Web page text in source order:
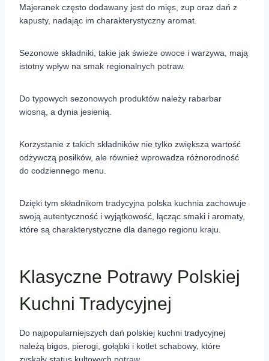
Majeranek często dodawany jest do mięs, zup oraz dań z
kapusty, nadając im charakterystyczny aromat.
Sezonowe składniki, takie jak świeże owoce i warzywa, mają
istotny wpływ na smak regionalnych potraw.
Do typowych sezonowych produktów należy rabarbar
wiosną, a dynia jesienią.
Korzystanie z takich składników nie tylko zwiększa wartość
odżywczą posiłków, ale również wprowadza różnorodność
do codziennego menu.
Dzięki tym składnikom tradycyjna polska kuchnia zachowuje
swoją autentyczność i wyjątkowość, łącząc smaki i aromaty,
które są charakterystyczne dla danego regionu kraju.
Klasyczne Potrawy Polskiej
Kuchni Tradycyjnej
Do najpopularniejszych dań polskiej kuchni tradycyjnej
należą bigos, pierogi, gołąbki i kotlet schabowy, które